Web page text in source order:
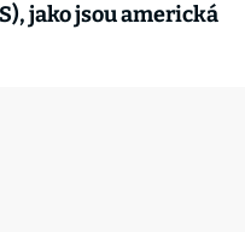
jako jsou americká